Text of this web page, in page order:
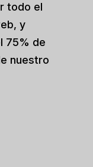
todo el
y
75% de
nuestro